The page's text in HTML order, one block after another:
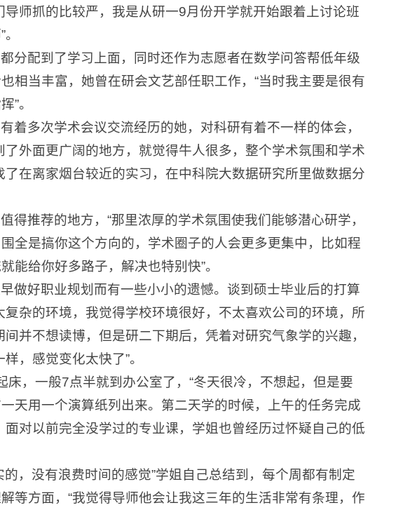
师抓的比较严，我是从研一9月份开学就开始跟着上讨论班
分配到了学习上面，同时还作为志愿者在数学问答帮低年级
相当丰富，她曾在研会文艺部任职工作，“当时我主要是很有
”。
着多次学术会议交流经历的她，对科研有着不一样的体会，
外面更广阔的地方，就觉得牛人很多，整个学术氛围和学术
在离家烟台较近的实习，在中科院大数据研究所里做数据分
得推荐的地方，“那里浓厚的学术氛围使我们能够潜心研学，
全是搞你这个方向的，学术圈子的人会更多更集中，比如程
能给你好多路子，解决也特别快”。
做好职业规划而有一些小小的遗憾。谈到硕士毕业后的打算
杂的环境，我觉得学校环境很好，不太喜欢公司的环境，所
并不想读博，但是研二下期后，凭着对研究气象学的兴趣，
，感觉变化太快了”。
，一般7点半就到办公室了，“冬天很冷，不想起，但是要
天用一个演算纸列出来。第二天学的时候，上午的任务完成
对以前完全没学过的专业课，学姐也曾经历过怀疑自己的低
，没有浪费时间的感觉”学姐自己总结到，每个周都有制定
等方面，“我觉得导师他会让我这三年的生活非常有条理，作